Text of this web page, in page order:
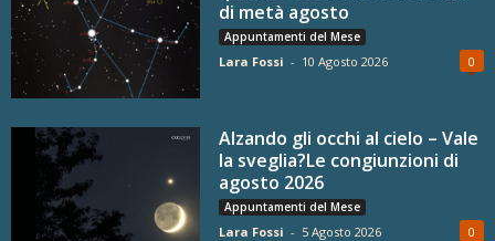
di metà agosto
Appuntamenti del Mese
Lara Fossi - 10 Agosto 2026 0
Alzando gli occhi al cielo – Vale
la sveglia?Le congiunzioni di
agosto 2026
Appuntamenti del Mese
Lara Fossi - 5 Agosto 2026 0